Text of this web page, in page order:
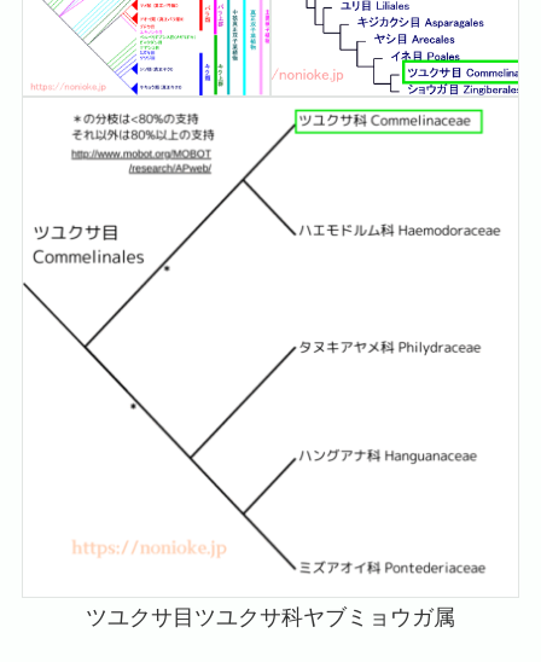
ツユクサ目ツユクサ科ヤブミョウガ属